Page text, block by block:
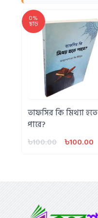
0%
ছাড়
তাফসির কি মিথ্যা হতে
পারে?
৳100.00
৳100.00